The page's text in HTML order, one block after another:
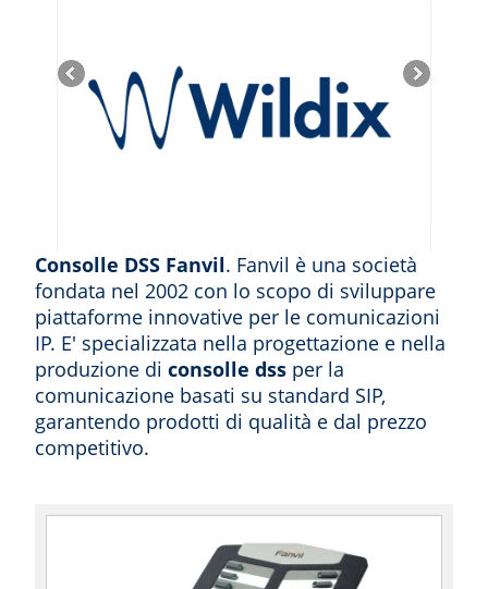
Consolle DSS Fanvil. Fanvil è una società
fondata nel 2002 con lo scopo di sviluppare
piattaforme innovative per le comunicazioni
IP. E' specializzata nella progettazione e nella
produzione diconsolle dss per la
comunicazione basati su standard SIP,
garantendo prodotti di qualità e dal prezzo
competitivo.